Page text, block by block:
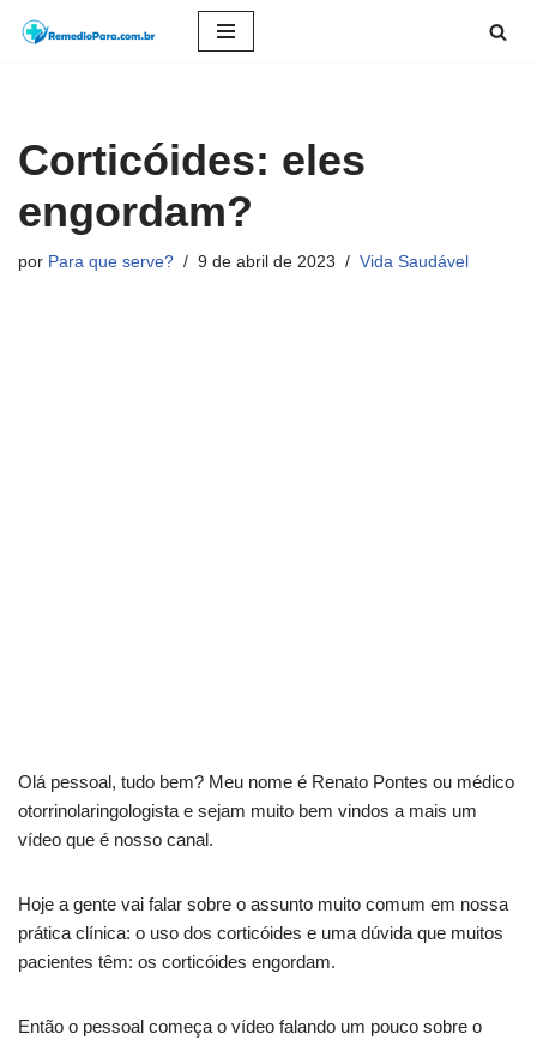
conteúdo
Corticóides: eles
engordam?
por Para que serve? 9 de abril de 2023 Vida Saudável
Olá pessoal, tudo bem? Meu nome é Renato Pontes ou médico
otorrinolaringologista e sejam muito bem vindos a mais um
vídeo que é nosso canal.
Hoje a gente vai falar sobre o assunto muito comum em nossa
prática clínica: o uso dos corticóides e uma dúvida que muitos
pacientes têm: os corticóides engordam.
Então o pessoal começa o vídeo falando um pouco sobre o